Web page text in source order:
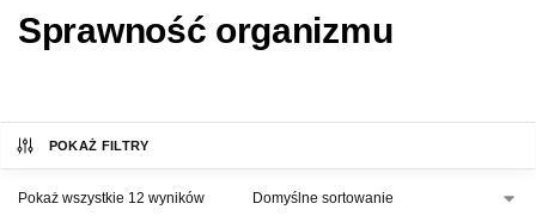
Sprawność organizmu
POKAŻ FILTRY
Pokaż wszystkie 12 wyników